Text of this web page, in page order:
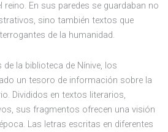
reino. En sus paredes se guardaban no
sino también textos que
de la humanidad.
la biblioteca de Nínive, los
un tesoro de información sobre la
Divididos en textos literarios,
sus fragmentos ofrecen una visión
Las letras escritas en diferentes